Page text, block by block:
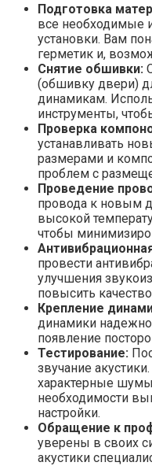
Подготовка
все необходимые
установки. Вам
герметик и,
Снятие обшивки:
(обшивку двери)
динамикам.
инструменты,
Проверка
устанавливать
размерами и
проблем с
Проведение
провода к новым
высокой
чтобы
провести
улучшения
повысить
Крепление
динамики
появление
Тестирование:
звучание
характерные
необходимости
настройки.
Обращение к
уверены в своих
акустики